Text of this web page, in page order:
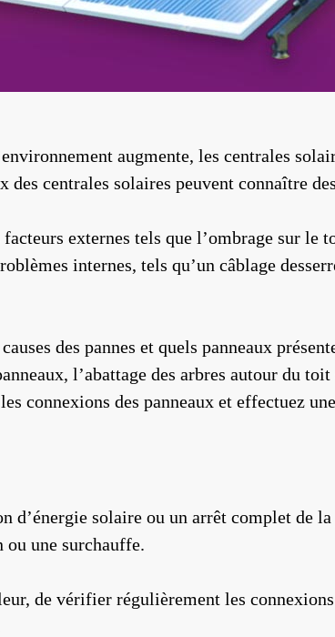
augmente, les centrales
centrales solaires peuvent connaître
externes tels que l’ombrage sur le
internes, tels qu’un câblage
des pannes et quels panneaux
l’abattage des arbres autour du
connexions des panneaux et effectuez
d’énergie solaire ou un arrêt complet de
ou une surchauffe.
de vérifier régulièrement les